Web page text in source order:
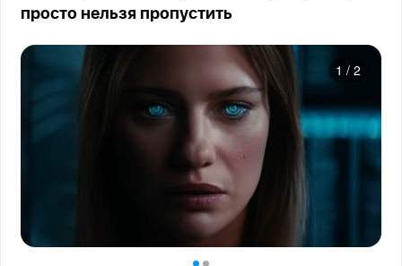
просто нельзя пропустить
1 / 2